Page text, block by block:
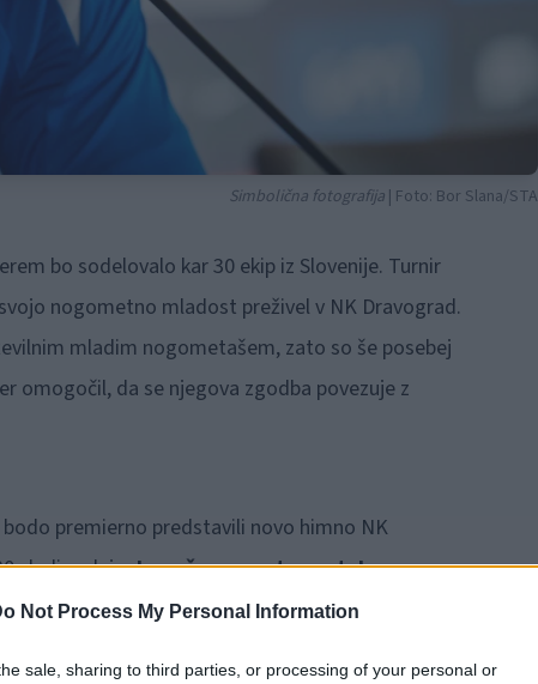
Not Process My Personal Information
sale, sharing to third parties, or processing of your personal or
Simbolična fotografija | Foto: Bor Slana/STA
bo sodelovalo kar 30 ekip iz Slovenije. Turnir
nogometno mladost preživel v NK Dravograd.
mladim nogometašem, zato so še posebej
omogočil, da se njegova zgodba povezuje z
bodo premierno predstavili novo himno NK
sledi zadnjadomača prvenstvena tekma